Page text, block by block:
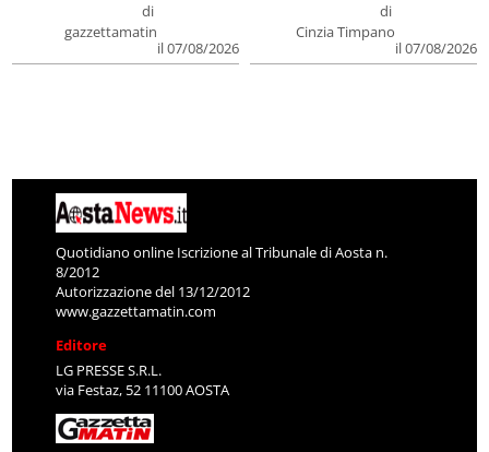
di
gazzettamatin
il 07/08/2026
di
Cinzia Timpano
il 07/08/2026
Quotidiano online Iscrizione al Tribunale di Aosta n.
8/2012
Autorizzazione del 13/12/2012
www.gazzettamatin.com
Editore
LG PRESSE S.R.L.
via Festaz, 52 11100 AOSTA